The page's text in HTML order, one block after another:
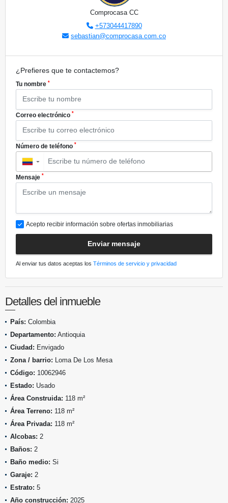
Comprocasa CC
+573044417890
sebastian@comprocasa.com.co
¿Prefieres que te contactemos?
Tu nombre *
Correo electrónico *
Número de teléfono *
▼
Mensaje *
Acepto recibir información sobre ofertas inmobiliarias
Enviar mensaje
Al enviar tus datos aceptas los Términos de servicio y privacidad
Detalles del inmueble
País: Colombia
Departamento: Antioquia
Ciudad: Envigado
Zona / barrio: Loma De Los Mesa
Código: 10062946
Estado: Usado
Área Construida: 118 m²
Área Terreno: 118 m²
Área Privada: 118 m²
Alcobas: 2
Baños: 2
Baño medio: Si
Garaje: 2
Estrato: 5
Año construcción: 2025